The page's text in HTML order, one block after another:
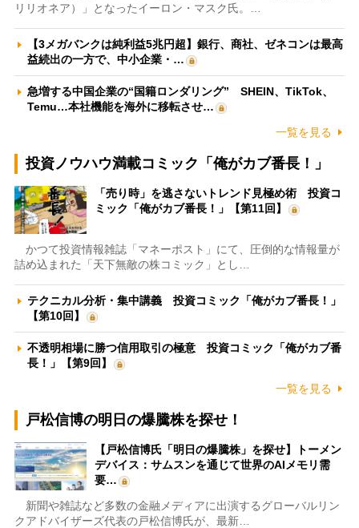
リリオネア）」となったイーロン・マスク氏。…
【3メガバンクは純利益5兆円超】銀行、商社、ゼネコンは最高
益続出の一方で、中小企業・…
急増する中国企業の“国籍ロンダリング” SHEIN、TikTok、
Temu…本社機能を海外に移転させ…
一覧を見る
投資ノウハウ満載コミック「俺がカブ番長！」
「売り時」を逃さないトレンド見極め術 投資コ
ミック「俺がカブ番長！」【第11回】
かつて投資情報雑誌「マネーポスト」にて、圧倒的な情報量が
詰め込まれた「天下無敵の株コミック」とし…
テクニカル分析・集中講義 投資コミック「俺がカブ番長！」
【第10回】
不透明相場に勝つ信用取引の極意 投資コミック「俺がカブ番
長！」【第9回】
一覧を見る
戸松信博の明日の爆騰株を探せ！
【戸松信博氏「明日の爆騰株」を探せ】トーメン
デバイス：サムスンを通じて世界のAIメモリ需
要…
新聞や雑誌など多数の金融メディアに出演するグローバルリン
クアドバイザーズ代表の戸松信博氏が、最新…